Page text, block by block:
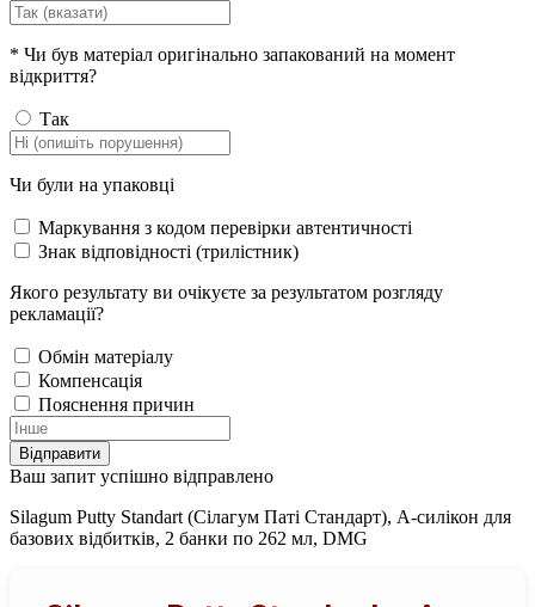
* Чи був матеріал оригінально запакований на момент
відкриття?
Так
Чи були на упаковці
Маркування з кодом перевірки автентичності
Знак відповідності (трилістник)
Якого результату ви очікуєте за результатом розгляду
рекламації?
Обмін матеріалу
Компенсація
Пояснення причин
Відправити
Ваш запит успішно відправлено
Silagum Putty Standart (Сілагум Паті Стандарт), А-силікон для
базових відбитків, 2 банки по 262 мл, DMG